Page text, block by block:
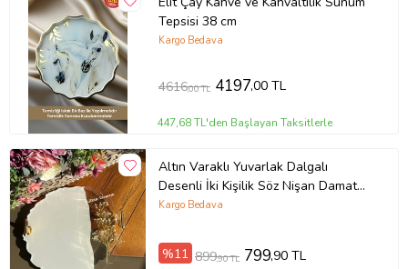
Tepsisi 38 cm
Kargo Bedava
4616,00 TL 4197,00 TL
447,68 TL'den Başlayan Taksitlerle
Altın Varaklı Yuvarlak Dalgalı
Desenli İki Kişilik Söz Nişan Damat
Epoksi Tepsisi - 24-26 Cm Çap
Kargo Bedava
%11 899,90 TL 799,90 TL